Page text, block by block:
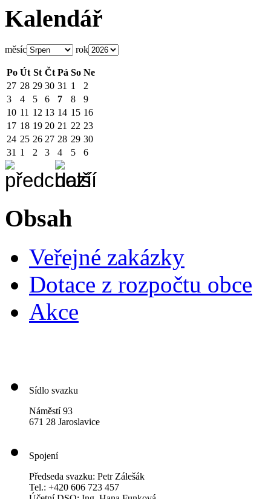
Kalendář
měsíc rok
Po Út St Čt Pá So Ne
27 28 29 30 31 1
2
3
4 5 6 7 8
9
10 11 12 13 14 15 16
17 18 19 20 21 22 23
24 25 26 27 28 29 30
31 1 2 3 4 5 6
Obsah
Veřejné zakázky
Dotace z rozpočtu obce
Akce
Sídlo svazku
Náměstí 93
671 28 Jaroslavice
Spojení
Předseda svazku: Petr Zálešák
Tel.: +420 606 723 457